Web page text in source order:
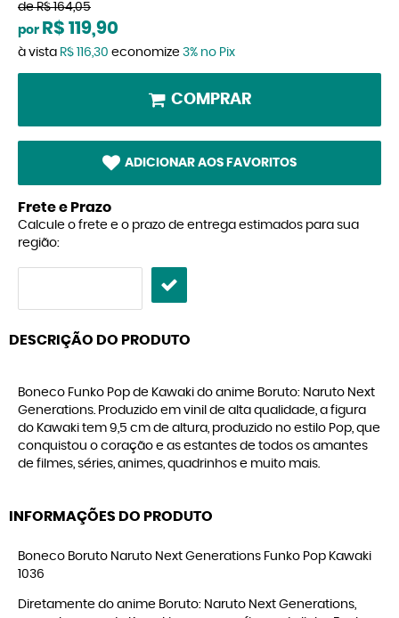
de R$ 164,05
por R$ 119,90
à vista R$ 116,30 economize 3% no Pix
COMPRAR
ADICIONAR AOS FAVORITOS
Frete e Prazo
Calcule o frete e o prazo de entrega estimados para sua
região:
DESCRIÇÃO DO PRODUTO
Boneco Funko Pop de Kawaki do anime Boruto: Naruto Next
Generations. Produzido em vinil de alta qualidade, a figura
do Kawaki tem 9,5 cm de altura, produzido no estilo Pop, que
conquistou o coração e as estantes de todos os amantes
de filmes, séries, animes, quadrinhos e muito mais.
INFORMAÇÕES DO PRODUTO
Boneco Boruto Naruto Next Generations Funko Pop Kawaki
1036
Diretamente do anime Boruto: Naruto Next Generations,